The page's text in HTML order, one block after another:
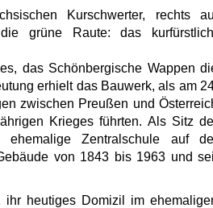
Kurschwerter, rechts
grüne Raute: das
das Schönbergische Wappen
erhielt das Bauwerk, als am
zwischen Preußen und
Krieges führten. Als Sitz
Zentralschule auf
von 1843 bis 1963 und
heutiges Domizil im